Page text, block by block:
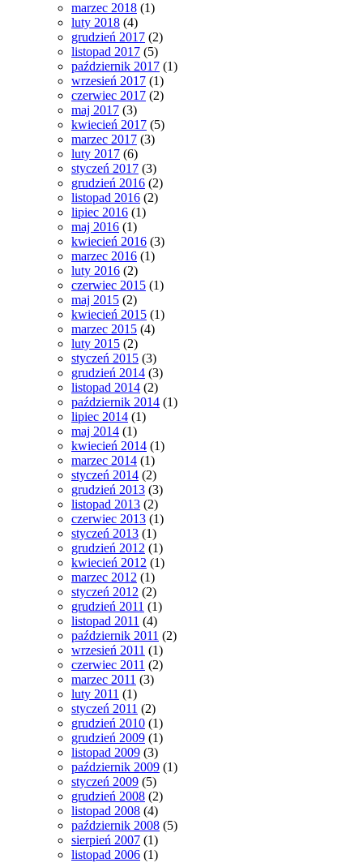
marzec 2018 (1)
luty 2018 (4)
grudzień 2017 (2)
listopad 2017 (5)
październik 2017 (1)
wrzesień 2017 (1)
czerwiec 2017 (2)
maj 2017 (3)
kwiecień 2017 (5)
marzec 2017 (3)
luty 2017 (6)
styczeń 2017 (3)
grudzień 2016 (2)
listopad 2016 (2)
lipiec 2016 (1)
maj 2016 (1)
kwiecień 2016 (3)
marzec 2016 (1)
luty 2016 (2)
czerwiec 2015 (1)
maj 2015 (2)
kwiecień 2015 (1)
marzec 2015 (4)
luty 2015 (2)
styczeń 2015 (3)
grudzień 2014 (3)
listopad 2014 (2)
październik 2014 (1)
lipiec 2014 (1)
maj 2014 (1)
kwiecień 2014 (1)
marzec 2014 (1)
styczeń 2014 (2)
grudzień 2013 (3)
listopad 2013 (2)
czerwiec 2013 (1)
styczeń 2013 (1)
grudzień 2012 (1)
kwiecień 2012 (1)
marzec 2012 (1)
styczeń 2012 (2)
grudzień 2011 (1)
listopad 2011 (4)
październik 2011 (2)
wrzesień 2011 (1)
czerwiec 2011 (2)
marzec 2011 (3)
luty 2011 (1)
styczeń 2011 (2)
grudzień 2010 (1)
grudzień 2009 (1)
listopad 2009 (3)
październik 2009 (1)
styczeń 2009 (5)
grudzień 2008 (2)
listopad 2008 (4)
październik 2008 (5)
sierpień 2007 (1)
listopad 2006 (1)